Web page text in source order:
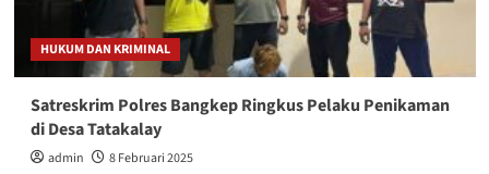
Bajo
Liang
HUKUM DAN KRIMINAL
Satreskrim Polres Bangkep Ringkus Pelaku Penikaman
di Desa Tatakalay
admin
8 Februari 2025